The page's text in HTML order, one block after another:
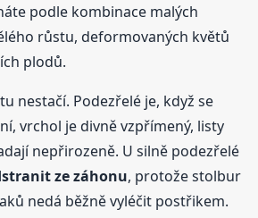
podle kombinace malých
růstu, deformovaných květů
plodů.
nestačí. Podezřelé je, když se
vrchol je divně vzpřímený, listy
nepřirozeně. U silně podezřelé
ze záhonu, protože stolbur
nedá běžně vyléčit postřikem.